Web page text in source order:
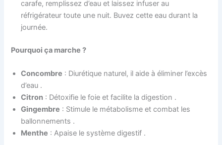
carafe, remplissez d’eau et laissez infuser au
réfrigérateur toute une nuit. Buvez cette eau durant la
journée.
Pourquoi ça marche ?
Concombre : Diurétique naturel, il aide à éliminer l’excès
d’eau .
Citron : Détoxifie le foie et facilite la digestion .
Gingembre : Stimule le métabolisme et combat les
ballonnements .
Menthe : Apaise le système digestif .